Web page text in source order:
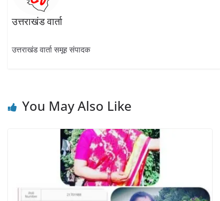
उत्तराखंड वार्ता
उत्तराखंड वार्ता समूह संपादक
You May Also Like